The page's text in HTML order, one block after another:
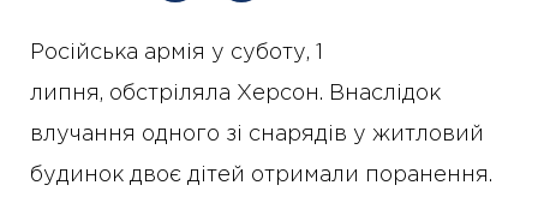
Російська армія у суботу, 1
липня, обстріляла Херсон. Внаслідок
влучання одного зі снарядів у житловий
будинок двоє дітей отримали поранення.